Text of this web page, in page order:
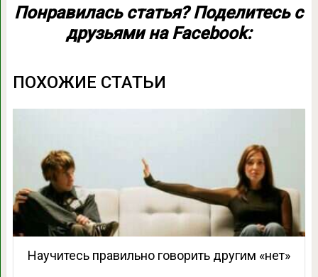
Понравилась статья? Поделитесь с
друзьями на Facebook:
ПОХОЖИЕ СТАТЬИ
Научитесь правильно говорить другим «нет»